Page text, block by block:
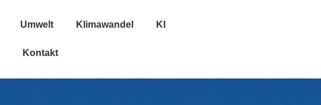
Umwelt Klimawandel KI
Kontakt